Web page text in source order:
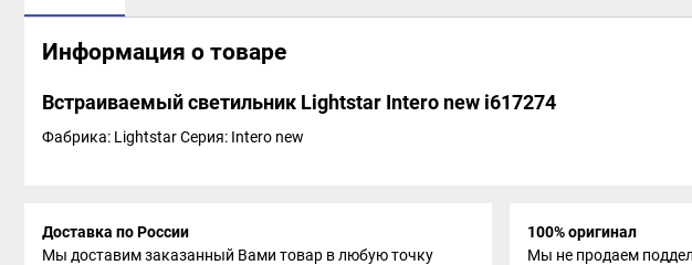
Информация о товаре
Встраиваемый светильник Lightstar Intero new i617274
Фабрика: LightstarСерия: Intero new
Доставка по России
Мы доставим заказанный Вами товар в любую точку
100% оригинал
Мы не продаем